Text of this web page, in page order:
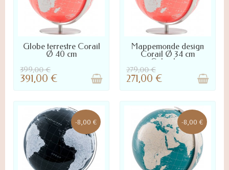
NOUS CONTACTER POUR LA
DISPONIBILITÉ
Globe terrestre Corail
Ø 40 cm
399,00 €
391,00 €
NOUS CONTACTER POUR LA
DISPONIBILITÉ
Mappemonde design
Corail Ø 34 cm
Columbus
279,00 €
271,00 €
-8,00 € -8,00 €